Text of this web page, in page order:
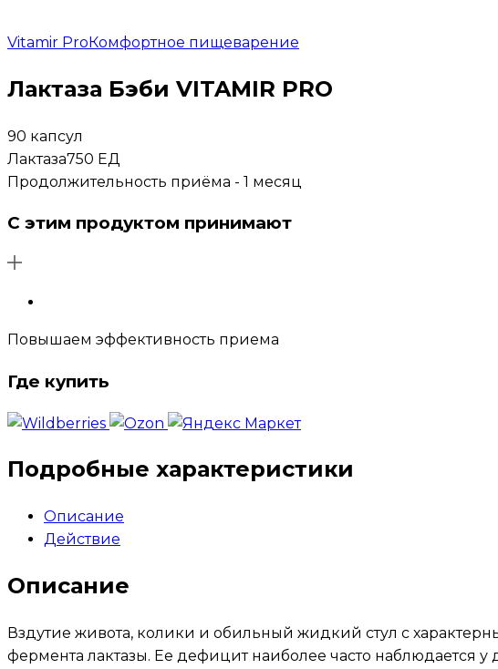
Vitamir ProКомфортное пищеварение
Лактаза Бэби VITAMIR PRO
90 капсул
Лактаза750 ЕД
Продолжительность приёма - 1 месяц
С этим продуктом принимают
Повышаем эффективность приема
Где купить
Подробные характеристики
Описание
Действие
Описание
Вздутие живота, колики и обильный жидкий стул с
фермента лактазы. Ее дефицит наиболее часто наблюдается